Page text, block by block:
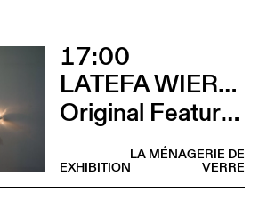
17:00
LATEFA WIERSCH
Original Features
LA MÉNAGERIE DE
VERRE
EXHIBITION